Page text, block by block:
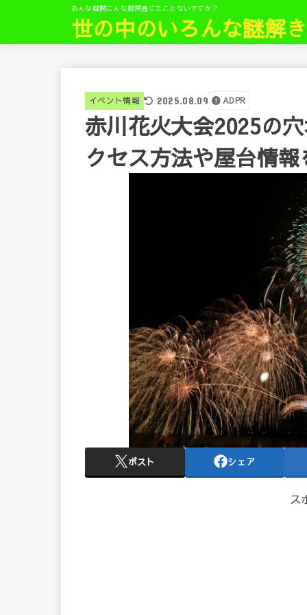
あんな疑問こんな疑問感じたことないですか？
世の中のいろんな謎解き
イベント情報 2025.08.09 ADPR
赤川花火大会2025の
クセス方法や屋台情
ポスト シェア
ス